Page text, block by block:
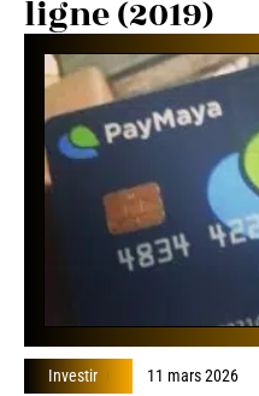
ligne (2019)
Investir 11 mars 2026